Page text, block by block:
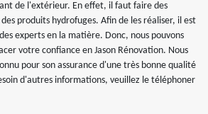
de l'extérieur. En effet, il faut faire des
produits hydrofuges. Afin de les réaliser, il est
experts en la matière. Donc, nous pouvons
votre confiance en Jason Rénovation. Nous
pour son assurance d'une très bonne qualité
d'autres informations, veuillez le téléphoner